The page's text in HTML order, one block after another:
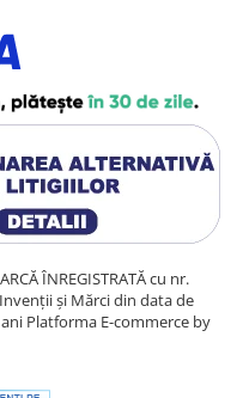
ÎNREGISTRATĂ cu nr.
și Mărci din data de
Platforma E-commerce by